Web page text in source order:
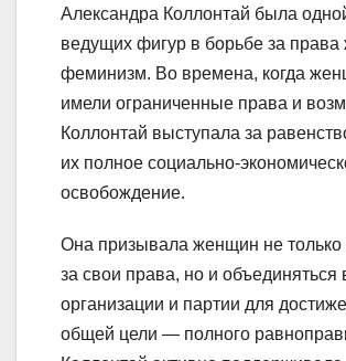
Александра Коллонтай была
ведущих фигур в борьбе за
феминизм. Во времена, когда
имели ограниченные права и
Коллонтай выступала за
их полное социально-
освобождение.
Она призывала женщин не только
за свои права, но и объединяться
организации и партии для
общей цели — полного